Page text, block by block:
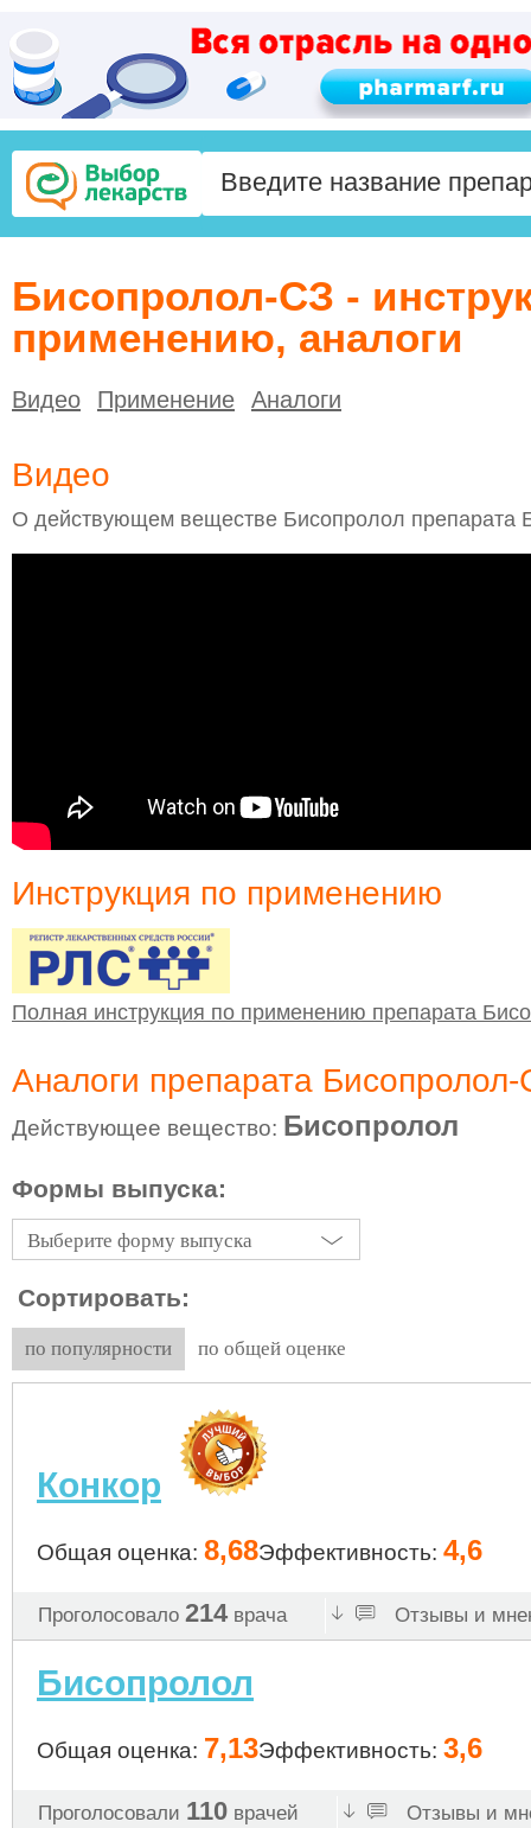
Бисопролол-СЗ -
применению, аналоги
Видео Применение Аналоги
Видео
О действующем веществе Бисопролол препарата
Инструкция по применению
Полная инструкция по применению препарата
Аналоги препарата
Действующее вещество: Бисопролол
Формы выпуска:
Выберите форму выпуска
Сортировать:
по популярности по общей оценке
Конкор
Общая оценка: 8,68Эффективность: 4,6
Проголосовало 214 врача Отзывы и
Бисопролол
Общая оценка: 7,13Эффективность: 3,6
Проголосовали 110 врачей Отзывы и